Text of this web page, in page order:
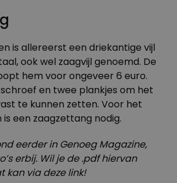
is allereerst een driekantige vijl
ook wel zaagvijl genoemd. De
hem voor ongeveer 6 euro.
en twee plankjes om het
te kunnen zetten. Voor het
een zaagzettang nodig.
eerder in Genoeg Magazine,
erbij. Wil je de .pdf hiervan
kan via deze link!